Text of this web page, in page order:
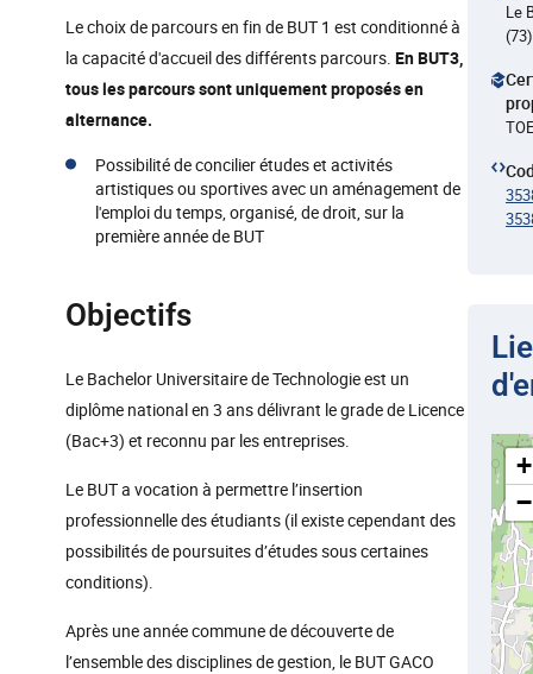
Le choix de parcours en fin de BUT 1 est conditionné à
la capacité d'accueil des différents parcours. En BUT3,
tous les parcours sont uniquement proposés en
alternance.
Possibilité de concilier études et activités
artistiques ou sportives avec un aménagement de
l'emploi du temps, organisé, de droit, sur la
première année de BUT
Objectifs
Le Bachelor Universitaire de Technologie est un
diplôme national en 3 ans délivrant le grade de Licence
(Bac+3) et reconnu par les entreprises.
Le BUT a vocation à permettre l’insertion
professionnelle des étudiants (il existe cependant des
possibilités de poursuites d’études sous certaines
conditions).
Après une année commune de découverte de
l’ensemble des disciplines de gestion, le BUT GACO
Le
(73)
+
−